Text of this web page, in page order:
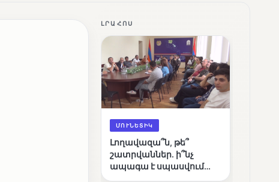
ԼՐԱՀՈՍ
ՄՈՒՆԵՏԻԿ
Լողավազա՞ն, թե՞
շատրվաններ. ի՞նչ
ապագա է սպասվում